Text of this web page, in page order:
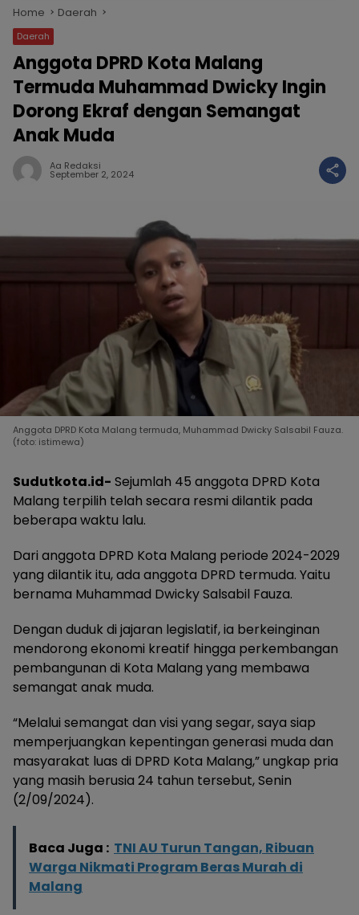
Home Daerah
Daerah
Anggota DPRD Kota Malang
Termuda Muhammad Dwicky Ingin
Dorong Ekraf dengan Semangat
Anak Muda
Aa Redaksi
September 2, 2024
Anggota DPRD Kota Malang termuda, Muhammad Dwicky Salsabil Fauza.
(foto: istimewa)
Sudutkota.id- Sejumlah 45 anggota DPRD Kota
Malang terpilih telah secara resmi dilantik pada
beberapa waktu lalu.
Dari anggota DPRD Kota Malang periode 2024-2029
yang dilantik itu, ada anggota DPRD termuda. Yaitu
bernama Muhammad Dwicky Salsabil Fauza.
Dengan duduk di jajaran legislatif, ia berkeinginan
mendorong ekonomi kreatif hingga perkembangan
pembangunan di Kota Malang yang membawa
semangat anak muda.
“Melalui semangat dan visi yang segar, saya siap
memperjuangkan kepentingan generasi muda dan
masyarakat luas di DPRD Kota Malang,” ungkap pria
yang masih berusia 24 tahun tersebut, Senin
(2/09/2024).
Baca Juga : TNI AU Turun Tangan, Ribuan
Warga Nikmati Program Beras Murah di
Malang